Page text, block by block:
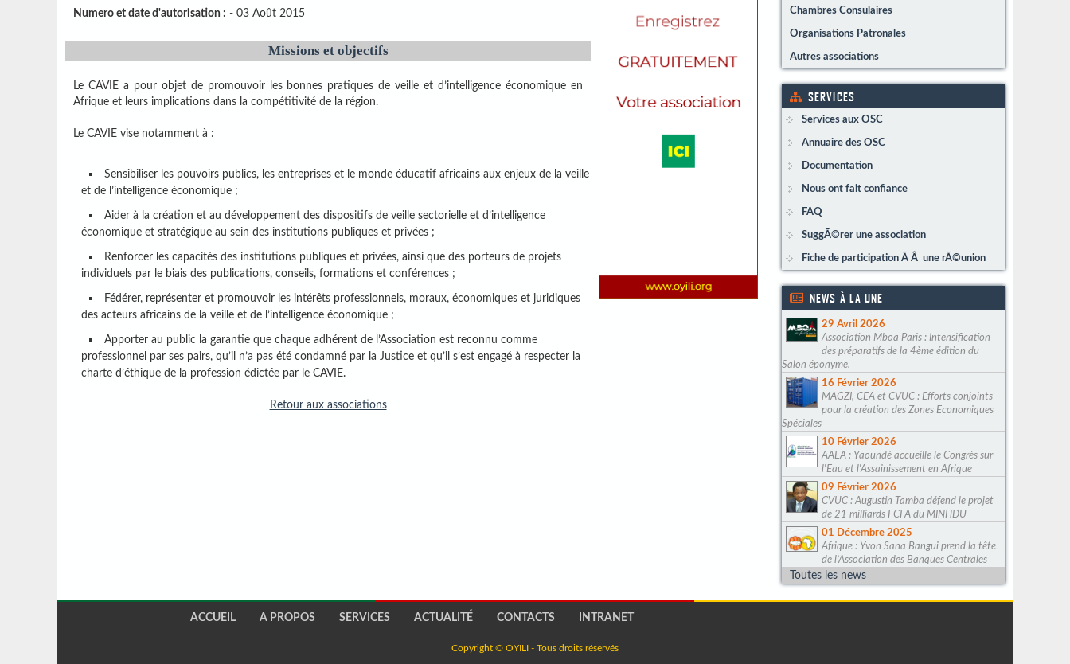
Numero et date d'autorisation : - 03 Août 2015
Missions et objectifs
Le CAVIE a pour objet de promouvoir les bonnes pratiques de veille et d’intelligence économique en
Afrique et leurs implications dans la compétitivité de la région.
Le CAVIE vise notamment à :
Sensibiliser les pouvoirs publics, les entreprises et le monde éducatif africains aux enjeux de la veille
et de l’intelligence économique ;
Aider à la création et au développement des dispositifs de veille sectorielle et d’intelligence
économique et stratégique au sein des institutions publiques et privées ;
Renforcer les capacités des institutions publiques et privées, ainsi que des porteurs de projets
individuels par le biais des publications, conseils, formations et conférences ;
Fédérer, représenter et promouvoir les intérêts professionnels, moraux, économiques et juridiques
des acteurs africains de la veille et de l’intelligence économique ;
Apporter au public la garantie que chaque adhérent de l’Association est reconnu comme
professionnel par ses pairs, qu’il n’a pas été condamné par la Justice et qu’il s’est engagé à respecter la
charte d’éthique de la profession édictée par le CAVIE.
Retour aux associations
Chambres Consulaires
Organisations Patronales
Autres associations
SERVICES
Services aux OSC
Annuaire des OSC
Documentation
Nous ont fait confiance
FAQ
SuggÃ©rer une association
Fiche de participation Ã Â une rÃ©union
NEWS À LA UNE
29 Avril 2026
Association Mboa Paris : Intensification
des préparatifs de la 4ème édition du
Salon éponyme.
16 Février 2026
MAGZI, CEA et CVUC : Efforts conjoints
pour la création des Zones Economiques
Spéciales
10 Février 2026
AAEA : Yaoundé accueille le Congrès sur
l'Eau et l'Assainissement en Afrique
09 Février 2026
CVUC : Augustin Tamba défend le projet
de 21 milliards FCFA du MINHDU
01 Décembre 2025
Afrique : Yvon Sana Bangui prend la tête
de l’Association des Banques Centrales
Toutes les news
ACCUEIL A PROPOS SERVICES ACTUALITÉ CONTACTS INTRANET
Copyright © OYILI - Tous droits réservés